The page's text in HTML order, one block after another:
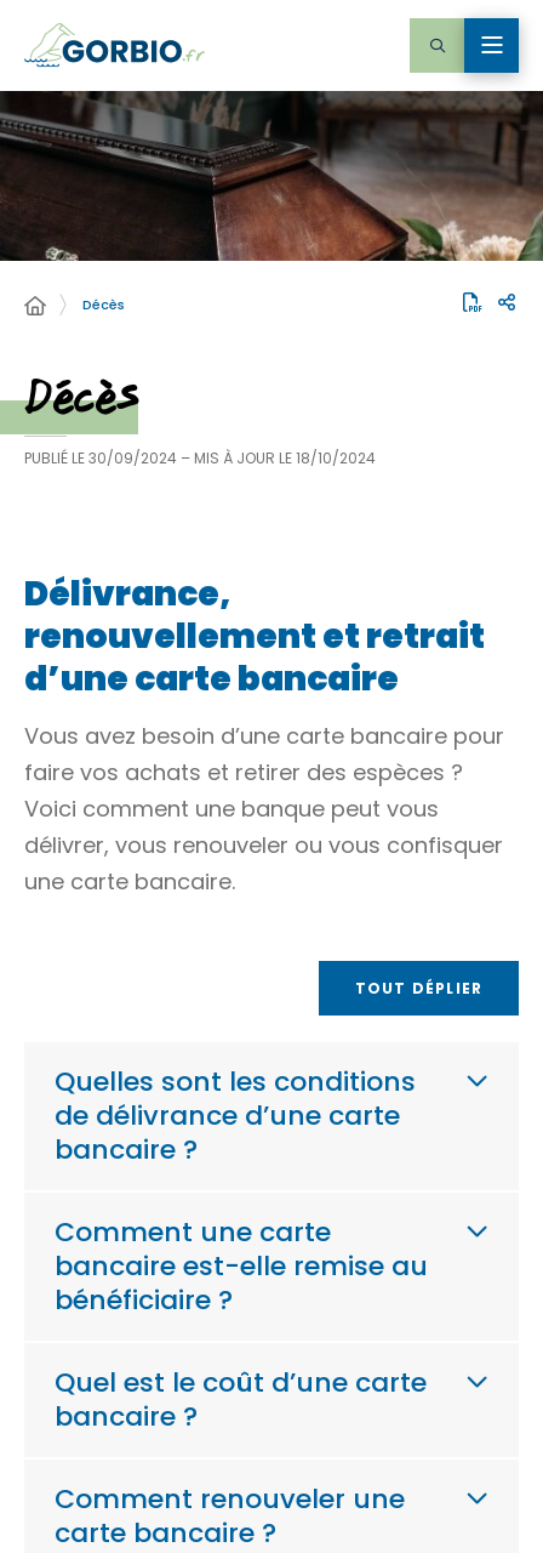
Décès
Décès
PUBLIÉ LE30/09/2024 – MIS À JOUR LE18/10/2024
Délivrance,
renouvellement et retrait
d’une carte bancaire
Vous avez besoin d’une carte bancaire pour
faire vos achats et retirer des espèces ?
Voici comment une banque peut vous
délivrer, vous renouveler ou vous confisquer
une carte bancaire.
TOUT DÉPLIER
Quelles sont les conditions
de délivrance d’une carte
bancaire ?
Comment une carte
bancaire est-elle remise au
bénéficiaire ?
Quel est le coût d’une carte
bancaire ?
Comment renouveler une
carte bancaire ?